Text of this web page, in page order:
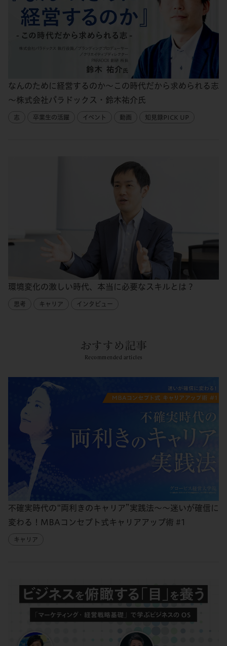
なんのために経営するのか～この時代だから求められる志
～株式会社パラドックス・鈴木祐介氏
志 卒業生の活躍 イベント 動画 知見録PICK UP
環境変化の激しい時代、本当に必要なスキルとは？
思考 キャリア インタビュー
おすすめ記事
Recommended articles
不確実時代の“両利きのキャリア”実践法～～迷いが確信に
変わる！MBAコンセプト式キャリアアップ術 #1
キャリア